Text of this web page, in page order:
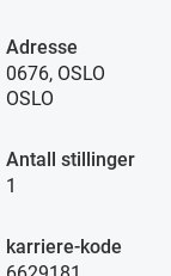
Adresse
0676, OSLO
OSLO
Antall stillinger
1
karriere-kode